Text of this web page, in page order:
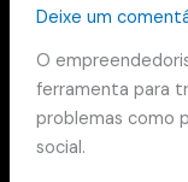
Deixe um
O
ferramenta para
problemas como
social.